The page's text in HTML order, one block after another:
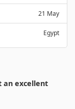
21 May
Egypt
an excellent